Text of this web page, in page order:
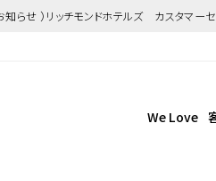
知らせ ）リッチモンドホテルズ カスタマ
We Love